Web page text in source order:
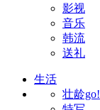
影视
音乐
韩流
送礼
生活
壮龄go!